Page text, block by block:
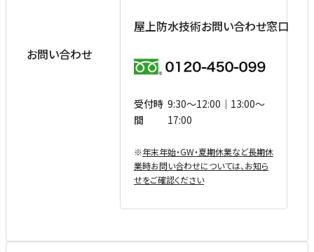
お問い合わせ
屋上防水技術お問い合わせ窓口
受付時
間
9:30〜12:00｜13:00〜
17:00
※年末年始・GW・夏期休業など⻑期休
業時お問い合わせについては、お知ら
せをご確認ください